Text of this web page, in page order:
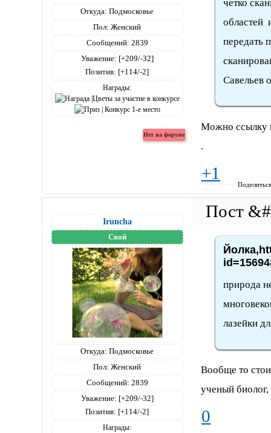
Откуда: Подмосковье
Пол: Женский
Сообщений: 2839
Уважение: [+209/-32]
Позитив: [+114/-2]
Награды:
четко
областей
передать
Савельев
Можно ссылку
.
+1
Iruncha
Свой
Откуда: Подмосковье
Пол: Женский
Сообщений: 2839
Уважение: [+209/-32]
Позитив: [+114/-2]
Награды:
природа
лазейки
Вообще то
ученый
0